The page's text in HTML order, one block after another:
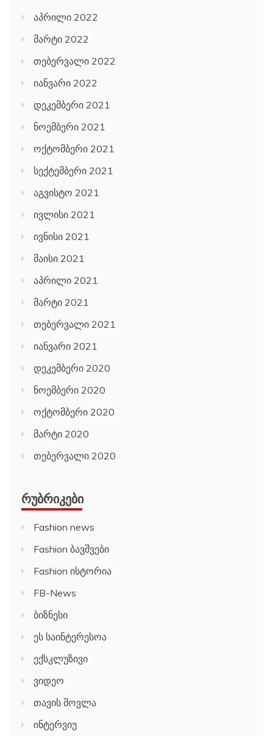
აპრილი 2022
მარტი 2022
თებერვალი 2022
იანვარი 2022
დეკემბერი 2021
ნოემბერი 2021
ოქტომბერი 2021
სექტემბერი 2021
აგვისტო 2021
ივლისი 2021
ივნისი 2021
მაისი 2021
აპრილი 2021
მარტი 2021
თებერვალი 2021
იანვარი 2021
დეკემბერი 2020
ნოემბერი 2020
ოქტომბერი 2020
მარტი 2020
თებერვალი 2020
ᲠᲣᲑᲠᲘᲙᲔᲑᲘ
Fashion news
Fashion ბავშვები
Fashion ისტორია
FB-News
ბიზნესი
ეს საინტერესოა
ექსკლუზივი
ვიდეო
თავის მოვლა
ინტერვიუ